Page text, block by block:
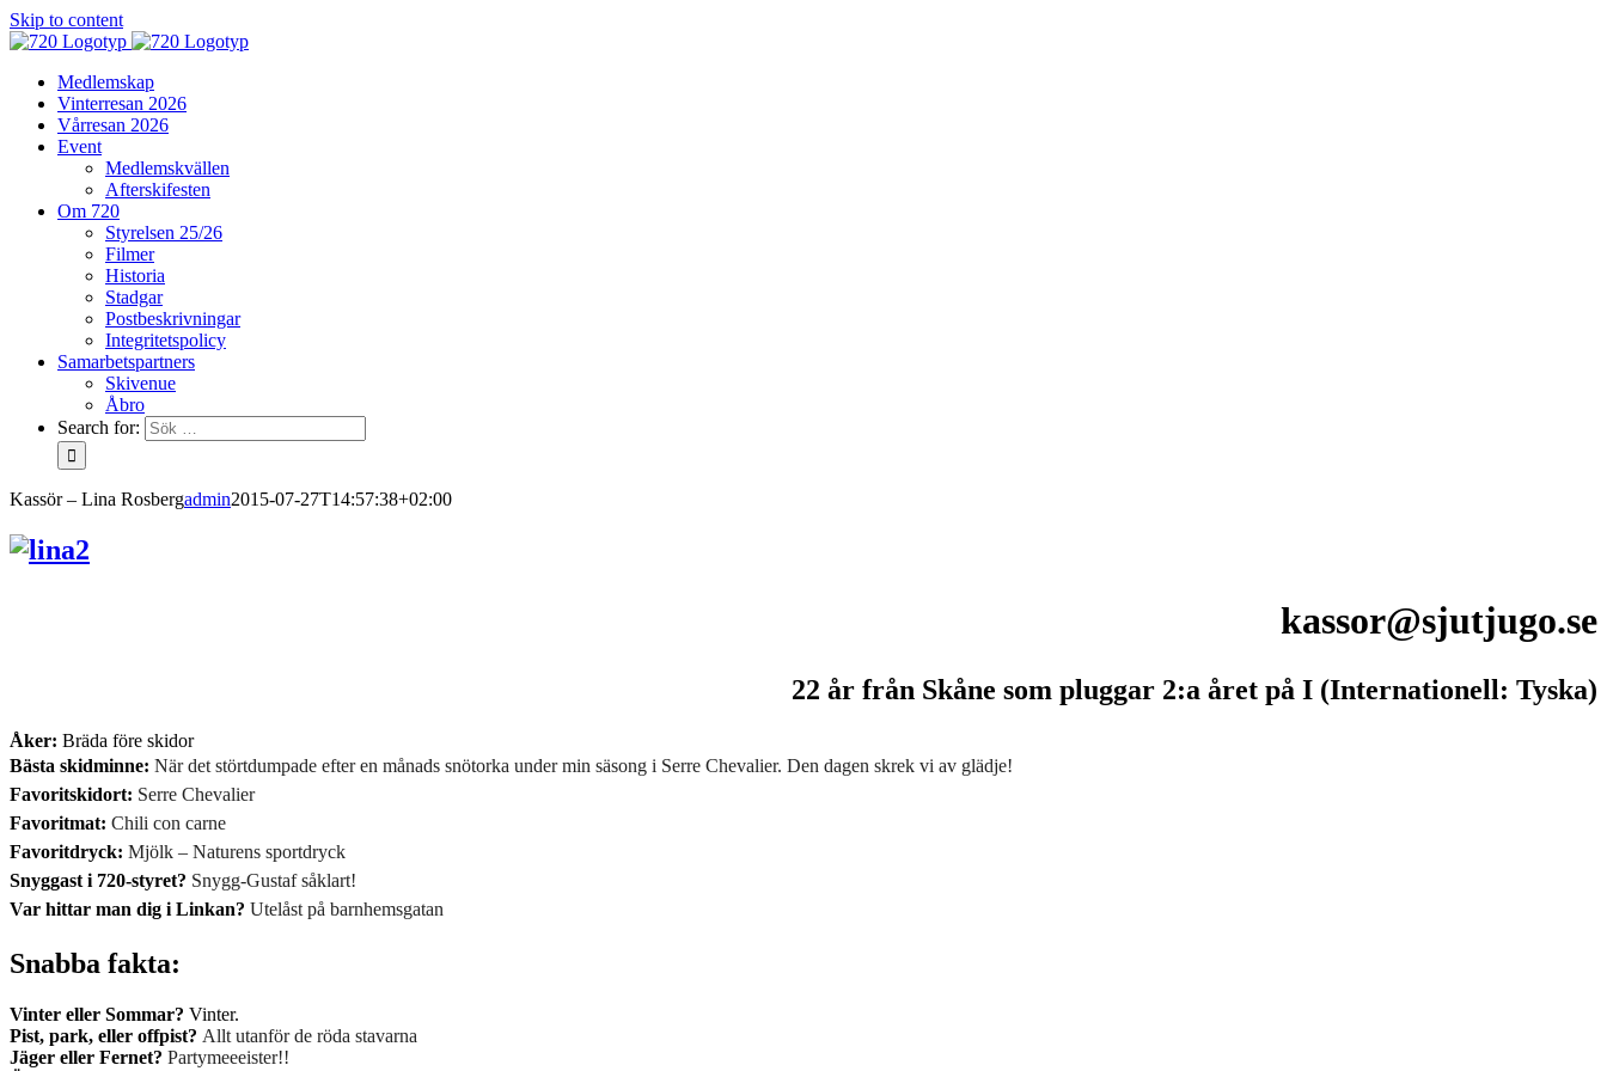
Skip to content
Medlemskap
Vinterresan 2026
Vårresan 2026
Event
Medlemskvällen
Afterskifesten
Om 720
Styrelsen 25/26
Filmer
Historia
Stadgar
Postbeskrivningar
Integritetspolicy
Samarbetspartners
Skivenue
Åbro
Search for:
Kassör – Lina Rosbergadmin2015-07-27T14:57:38+02:00
kassor@sjutjugo.se
22 år från Skåne som pluggar 2:a året på I (Internationell: Tyska)
Åker: Bräda före skidor
Bästa skidminne: När det störtdumpade efter en månads snötorka under min säsong i Serre Chevalier. Den dagen skrek vi av glädje!
Favoritskidort: Serre Chevalier
Favoritmat: Chili con carne
Favoritdryck: Mjölk – Naturens sportdryck
Snyggast i 720-styret? Snygg-Gustafsåklart!
Var hittar man dig i Linkan? Utelåst på barnhemsgatan
Snabba fakta:
Vinter eller Sommar? Vinter.
Pist, park, eller offpist? Allt utanför de röda stavarna
Jäger eller Fernet? Partymeeeister!!